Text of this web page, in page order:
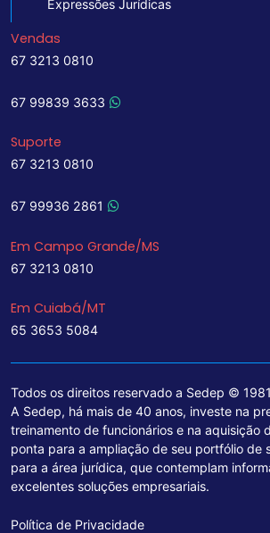
Expressões Jurídicas
Vendas
67 3213 0810
67 99839 3633
Suporte
67 3213 0810
67 99936 2861
Em Campo Grande/MS
67 3213 0810
Em Cuiabá/MT
65 3653 5084
Todos os direitos reservado a Sedep ©
A Sedep, há mais de 40 anos, investe na
treinamento de funcionários e na aquisição
ponta para a ampliação de seu portfólio de
para a área jurídica, que contemplam
excelentes soluções empresariais.
Política de Privacidade